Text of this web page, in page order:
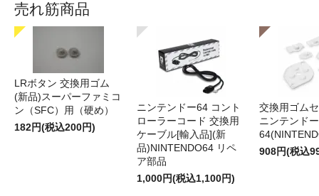
売れ筋商品
LRボタン 交換用ゴム
(新品)スーパーファミコ
ン（SFC）用（硬め）
182円(税込200円)
ニンテンドー64 コント
ローラーコード 交換用
ケーブル[輸入品](新
品)NINTENDO64 リペ
ア部品
1,000円(税込1,100円)
交換用ゴム
ニンテンドー
908円(税込